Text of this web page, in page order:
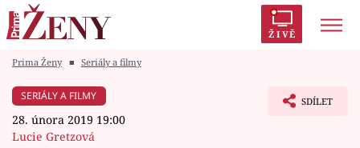
ŽIVĚ
Módní alarm
Prima Ženy ■ Seriály a filmy
SERIÁLY A FILMY
28. února 2019 19:00
Lucie Gretzová
SDÍLET